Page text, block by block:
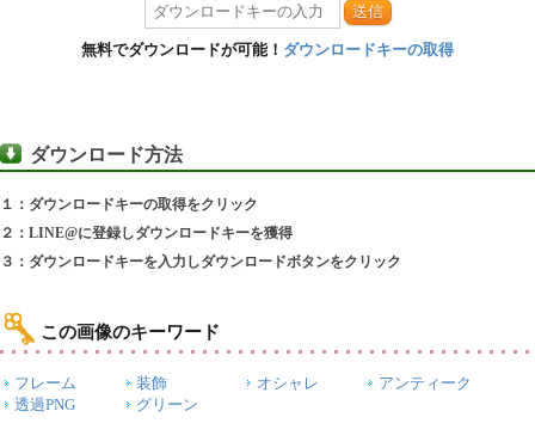
送信
無料でダウンロードが可能！ ダウンロードキーの取得
ダウンロード方法
１：ダウンロードキーの取得をクリック
２：LINE@に登録しダウンロードキーを獲得
３：ダウンロードキーを入力しダウンロードボタンをクリック
この画像のキーワード
フレーム 装飾 オシャレ
アンティーク
透過PNG
グリーン